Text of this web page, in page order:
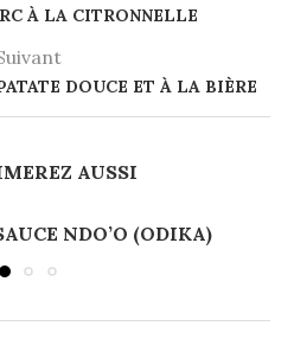
À LA CITRONNELLE
DOUCE ET À LA BIÈRE
AUSSI
NDO’O (ODIKA)